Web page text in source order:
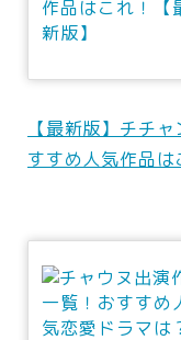
【最新版】チチ
すすめ人気作品は